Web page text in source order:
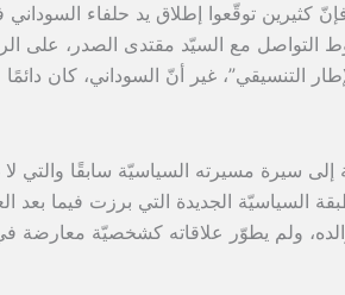
كثيرين توقّعوا إطلاق يد حلفاء
التواصل مع السيّد مقتدى الصدر، على
التنسيقي”، غير أنّ السوداني، كان
سيرة مسيرته السياسيّة سابقًا والتي لا
السياسيّة الجديدة التي برزت فيما بعد
ولم يطوّر علاقاته كشخصيّة معارضة